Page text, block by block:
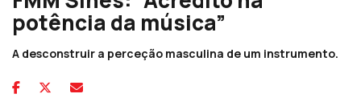
potência da música”
A desconstruir a perceção masculina de um instrumento.